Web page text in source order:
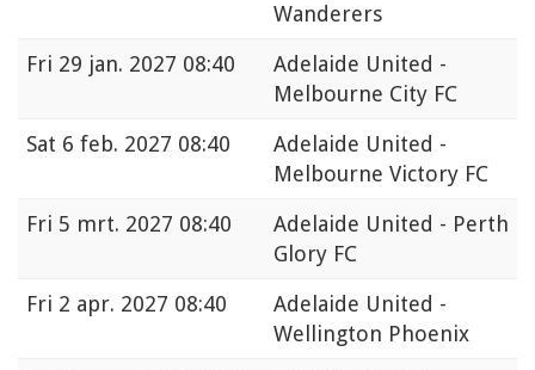
Wanderers
Fri 29 jan. 2027 08:40
Adelaide United -
Melbourne City FC
Sat 6 feb. 2027 08:40
Adelaide United -
Melbourne Victory FC
Fri 5 mrt. 2027 08:40
Adelaide United - Perth
Glory FC
Fri 2 apr. 2027 08:40
Adelaide United -
Wellington Phoenix